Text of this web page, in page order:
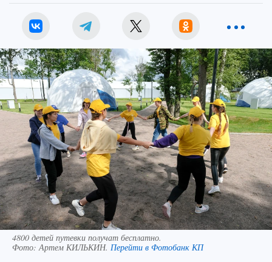
4800 детей путевки получат бесплатно.
Фото: Артем КИЛЬКИН. Перейти в Фотобанк КП